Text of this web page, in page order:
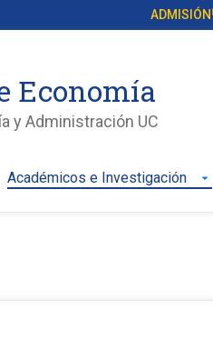
ADMISIÓN
Economía
y Administración UC
Académicos e Investigación arrow_drop_down